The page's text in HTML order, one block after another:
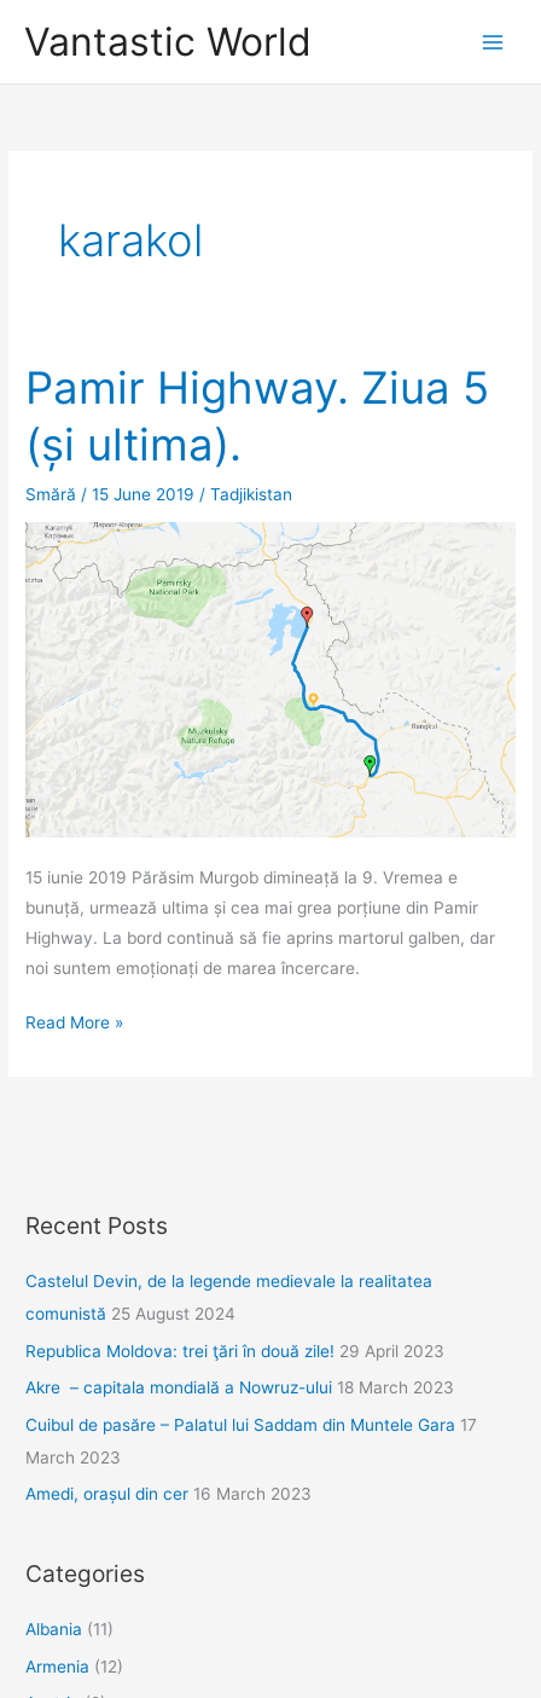
Vantastic World
karakol
Pamir Highway. Ziua 5
(și ultima).
Smără /15 June 2019 /Tadjikistan
15 iunie 2019 Părăsim Murgob dimineață la 9. Vremea e
bunuță, urmează ultima și cea mai grea porțiune din Pamir
Highway. La bord continuă să fie aprins martorul galben, dar
noi suntem emoționați de marea încercare.
Pamir
Read More »
Recent Posts
Castelul Devin, de la legende medievale la realitatea
comunistă 25 August 2024
Republica Moldova: trei ţări în două zile! 29 April 2023
Akre – capitala mondială a Nowruz-ului 18 March 2023
Cuibul de pasăre – Palatul lui Saddam din Muntele Gara 17
March 2023
Amedi, orașul din cer 16 March 2023
Categories
Albania (11)
Armenia (12)